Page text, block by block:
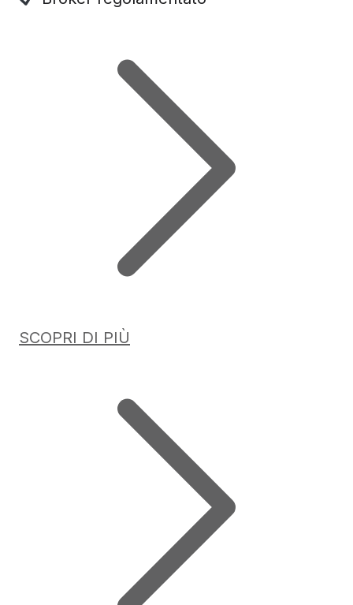
SCOPRI DI PIÙ